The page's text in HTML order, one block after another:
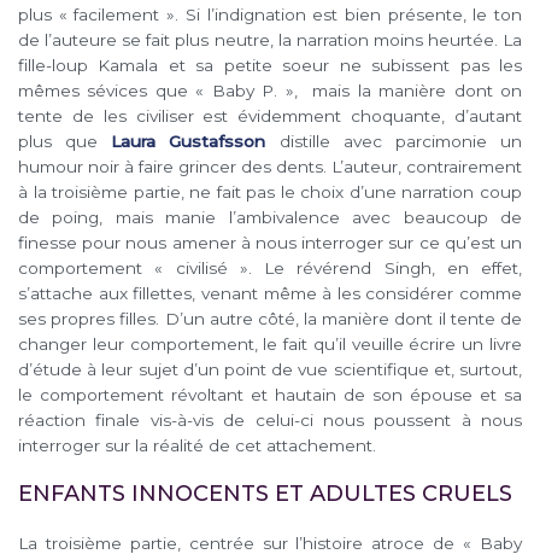
plus « facilement ». Si l’indignation est bien présente, le ton
de l’auteure se fait plus neutre, la narration moins heurtée. La
fille-loup Kamala et sa petite soeur ne subissent pas les
mêmes sévices que « Baby P. », mais la manière dont on
tente de les civiliser est évidemment choquante, d’autant
plus que Laura Gustafsson distille avec parcimonie un
humour noir à faire grincer des dents. L’auteur, contrairement
à la troisième partie, ne fait pas le choix d’une narration coup
de poing, mais manie l’ambivalence avec beaucoup de
finesse pour nous amener à nous interroger sur ce qu’est un
comportement « civilisé ». Le révérend Singh, en effet,
s’attache aux fillettes, venant même à les considérer comme
ses propres filles. D’un autre côté, la manière dont il tente de
changer leur comportement, le fait qu’il veuille écrire un livre
d’étude à leur sujet d’un point de vue scientifique et, surtout,
le comportement révoltant et hautain de son épouse et sa
réaction finale vis-à-vis de celui-ci nous poussent à nous
interroger sur la réalité de cet attachement.
ENFANTS INNOCENTS ET ADULTES CRUELS
La troisième partie, centrée sur l’histoire atroce de « Baby